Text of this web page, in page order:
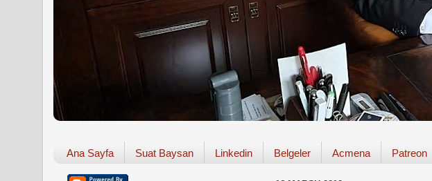
Ana Sayfa Suat Baysan Linkedin Belgeler Acmena Patreon